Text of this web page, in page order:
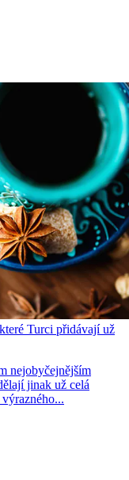
Turci přidávají už
nejobyčejnějším
jinak už celá